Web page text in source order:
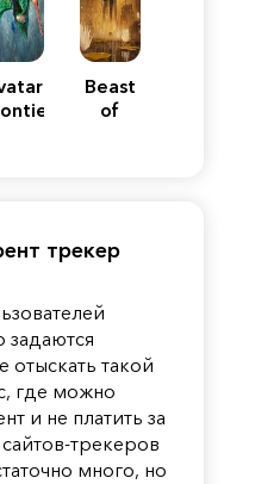
Beast
of
трекер
задаются
отыскать такой
где можно
и не платить за
трекеров
много, но